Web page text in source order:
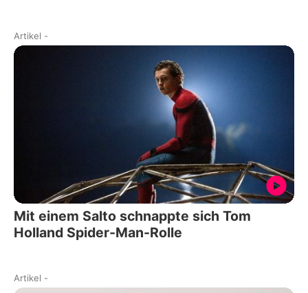
Artikel -
Mit einem Salto schnappte sich Tom
Holland Spider-Man-Rolle
Artikel -